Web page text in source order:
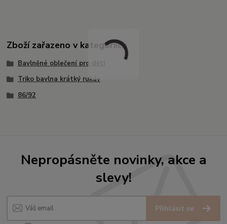
Zboží zařazeno v kategoriích
Bavlněné oblečení pro děti
Triko bavlna krátký rukáv
86/92
Nepropásněte novinky, akce a
slevy!
Přihlásit se